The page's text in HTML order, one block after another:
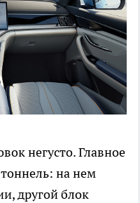
негусто. Главное
на нем
другой блок